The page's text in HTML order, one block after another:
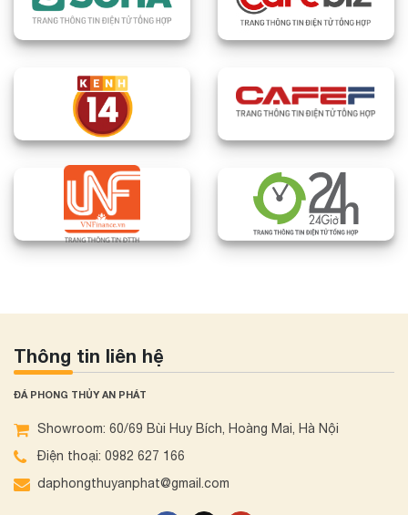
Thông tin liên hệ
ĐÁ PHONG THỦY AN PHÁT
Showroom: 60/69 Bùi Huy Bích, Hoàng Mai, Hà Nội
Điện thoại: 0982 627 166
daphongthuyanphat@gmail.com